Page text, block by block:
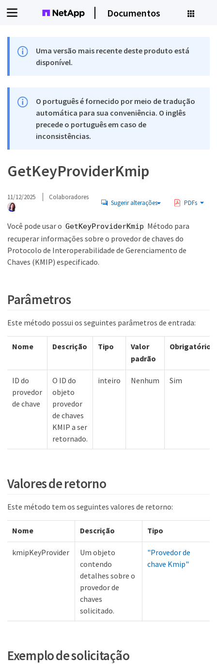
Documentos
Uma versão mais recente deste produto está
disponível.
O português é fornecido por meio de tradução
automática para sua conveniência. O inglês
precede o português em caso de
inconsistências.
GetKeyProviderKmip
11/12/2025 Colaboradores
Sugerir alterações PDFs
Você pode usar o GetKeyProviderKmip Método para
recuperar informações sobre o provedor de chaves do
Protocolo de Interoperabilidade de Gerenciamento de
Chaves (KMIP) especificado.
Parâmetros
Este método possui os seguintes parâmetros de entrada:
Nome Descrição Tipo
Valor
padrão
Obrigatório
ID do
provedor
de chave
O ID do
objeto
provedor
de chaves
KMIP a ser
retornado.
inteiro Nenhum Sim
Valores de retorno
Este método tem os seguintes valores de retorno:
Nome Descrição Tipo
kmipKeyProvider
Um objeto
contendo
detalhes sobre o
provedor de
chaves
solicitado.
"Provedor de
chave Kmip"
Exemplo de solicitação